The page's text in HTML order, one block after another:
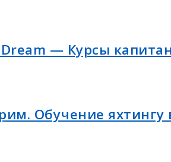
— Курсы
Обучение яхтингу